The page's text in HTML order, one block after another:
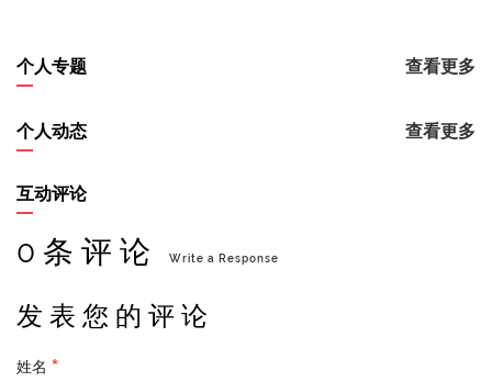
个人专题 查看更多
个人动态 查看更多
互动评论
0 条 评 论 Write a Response
发 表 您 的 评 论
姓名